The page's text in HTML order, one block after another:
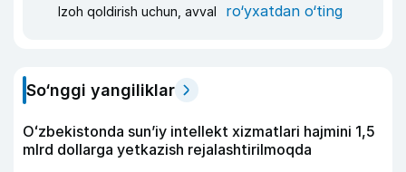
Izoh qoldirish uchun, avval ro‘yxatdan o‘ting
So‘nggi yangiliklar
Oʻzbekistonda sunʼiy intellekt xizmatlari hajmini 1,5
mlrd dollarga yetkazish rejalashtirilmoqda